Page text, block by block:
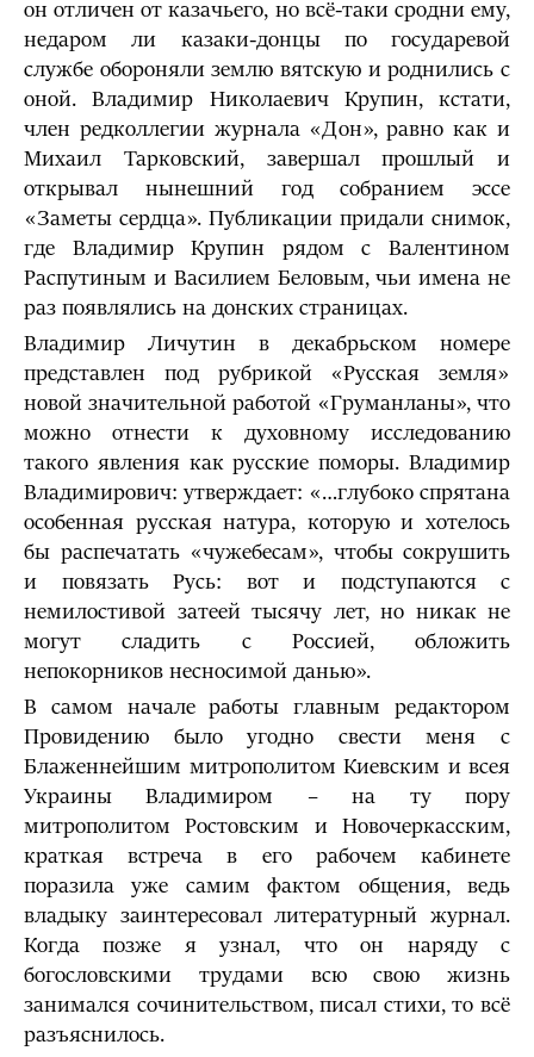
он отличен от казачьего, но всё-таки сродни ему,
недаром ли казаки-донцы по государевой
службе обороняли землю вятскую и роднились с
оной. Владимир Николаевич Крупин, кстати,
член редколлегии журнала «Дон», равно как и
Михаил Тарковский, завершал прошлый и
открывал нынешний год собранием эссе
«Заметы сердца». Публикации придали снимок,
где Владимир Крупин рядом с Валентином
Распутиным и Василием Беловым, чьи имена не
раз появлялись на донских страницах.
Владимир Личутин в декабрьском номере
представлен под рубрикой «Русская земля»
новой значительной работой «Груманланы», что
можно отнести к духовному исследованию
такого явления как русские поморы. Владимир
Владимирович: утверждает: «…глубоко спрятана
особенная русская натура, которую и хотелось
бы распечатать «чужебесам», чтобы сокрушить
и повязать Русь: вот и подступаются с
немилостивой затеей тысячу лет, но никак не
могут сладить с Россией, обложить
непокорников несносимой данью».
В самом начале работы главным редактором
Провидению было угодно свести меня с
Блаженнейшим митрополитом Киевским и всея
Украины Владимиром – на ту пору
митрополитом Ростовским и Новочеркасским,
краткая встреча в его рабочем кабинете
поразила уже самим фактом общения, ведь
владыку заинтересовал литературный журнал.
Когда позже я узнал, что он наряду с
богословскими трудами всю свою жизнь
занимался сочинительством, писал стихи, то всё
разъяснилось.